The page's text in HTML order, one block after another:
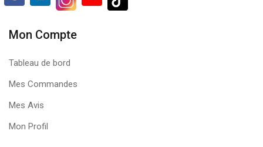
Mon Compte
Tableau de bord
Mes Commandes
Mes Avis
Mon Profil